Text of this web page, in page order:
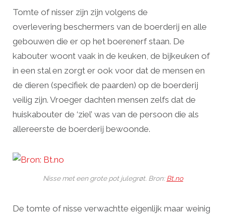
Tomte of nisser zijn zijn volgens de
overlevering beschermers van de boerderij en alle
gebouwen die er op het boerenerf staan. De
kabouter woont vaak in de keuken, de bijkeuken of
in een stal en zorgt er ook voor dat de mensen en
de dieren (specifiek de paarden) op de boerderij
veilig zijn. Vroeger dachten mensen zelfs dat de
huiskabouter de ‘ziel’ was van de persoon die als
allereerste de boerderij bewoonde.
Nisse met een grote pot julegrøt. Bron:Bt.no
De tomte of nisse verwachtte eigenlijk maar weinig